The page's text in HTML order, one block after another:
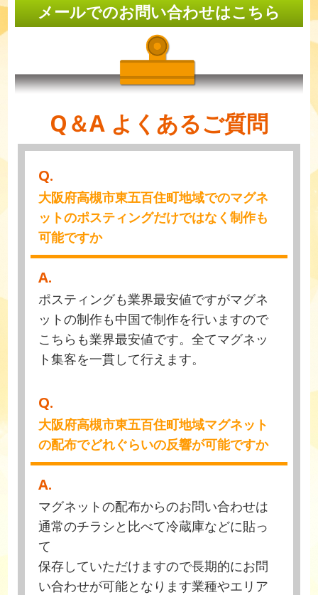
メールでのお問い合わせはこちら
Q＆A よくあるご質問
Q.
大阪府高槻市東五百住町地域でのマグネ
ットのポスティングだけではなく制作も
可能ですか
A.
ポスティングも業界最安値ですがマグネ
ットの制作も中国で制作を行いますので
こちらも業界最安値です。全てマグネッ
ト集客を一貫して行えます。
Q.
大阪府高槻市東五百住町地域マグネット
の配布でどれぐらいの反響が可能ですか
A.
マグネットの配布からのお問い合わせは
通常のチラシと比べて冷蔵庫などに貼っ
て
保存していただけますので長期的にお問
い合わせが可能となります業種やエリア